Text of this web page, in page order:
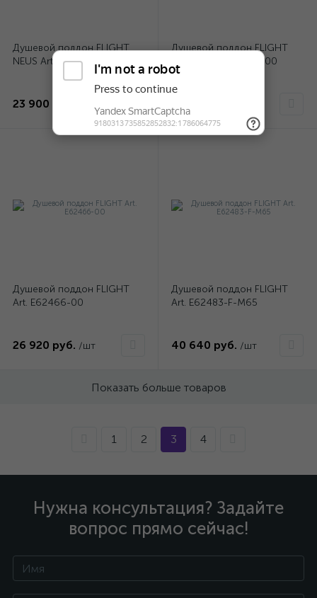
Душевой поддон FLIGHT
NEUS Art. E66511-F-00
23 900 руб.
Душевой поддон FLIGHT
NEUS Art. E66522-F-00
Душевой поддон FLIGHT
Art. E62466-00
26 920 руб. /шт
Душевой поддон FLIGHT
Art. E62483-F-M65
40 640 руб. /шт
Показать больше товаров
1 2 3 4
Нужна консультация? Задайте
вопрос прямо сейчас!